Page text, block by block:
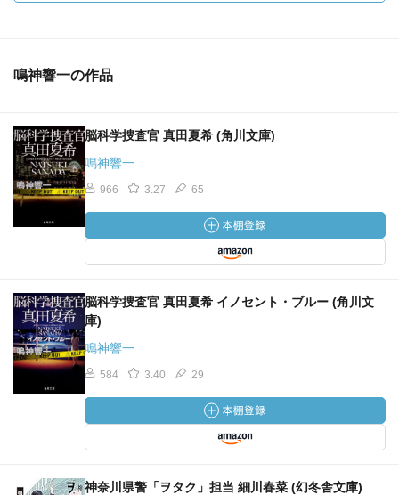
鳴神響一の作品
脳科学捜査官 真田夏希 (角川文庫)
鳴神響一
966 3.27 65
脳科学捜査官 真田夏希 イノセント・ブルー (角川文
庫)
鳴神響一
584 3.40 29
神奈川県警「ヲタク」担当 細川春菜 (幻冬舎文庫)